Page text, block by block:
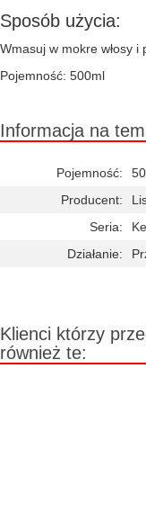
Sposób użycia:
Wmasuj w mokre włosy i
Pojemność: 500ml
Informacja na
Pojemność:
Producent:
Seria:
Działanie:
Klienci którzy
również te: